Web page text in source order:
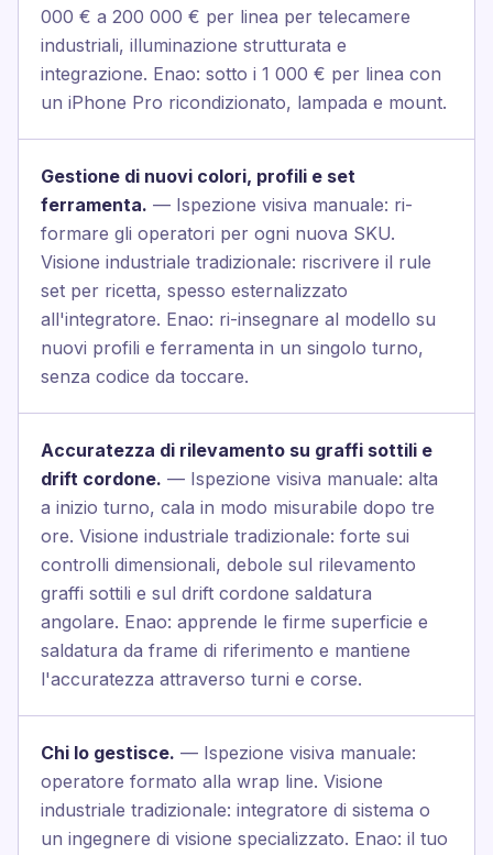
000 € a 200 000 € per linea per telecamere
industriali, illuminazione strutturata e
integrazione. Enao: sotto i 1 000 € per linea con
un iPhone Pro ricondizionato, lampada e mount.
Gestione di nuovi colori, profili e set
ferramenta. — Ispezione visiva manuale: ri-
formare gli operatori per ogni nuova SKU.
Visione industriale tradizionale: riscrivere il rule
set per ricetta, spesso esternalizzato
all'integratore. Enao: ri-insegnare al modello su
nuovi profili e ferramenta in un singolo turno,
senza codice da toccare.
Accuratezza di rilevamento su graffi sottili e
drift cordone. — Ispezione visiva manuale: alta
a inizio turno, cala in modo misurabile dopo tre
ore. Visione industriale tradizionale: forte sui
controlli dimensionali, debole sul rilevamento
graffi sottili e sul drift cordone saldatura
angolare. Enao: apprende le firme superficie e
saldatura da frame di riferimento e mantiene
l'accuratezza attraverso turni e corse.
Chi lo gestisce. — Ispezione visiva manuale:
operatore formato alla wrap line. Visione
industriale tradizionale: integratore di sistema o
un ingegnere di visione specializzato. Enao: il tuo